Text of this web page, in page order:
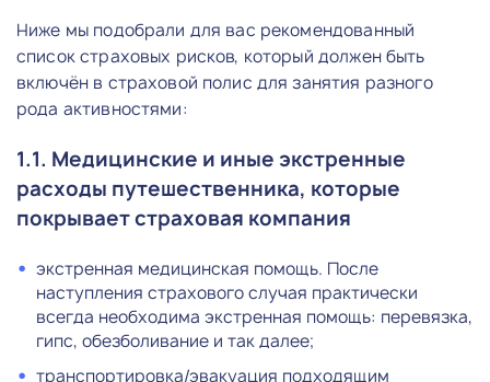
Ниже мы подобрали для вас рекомендованный
список страховых рисков, который должен быть
включён в страховой полис для занятия разного
рода активностями:
1.1. Медицинские и иные экстренные
расходы путешественника, которые
покрывает страховая компания
экстренная медицинская помощь. После
наступления страхового случая практически
всегда необходима экстренная помощь: перевязка,
гипс, обезболивание и так далее;
транспортировка/эвакуация подходящим